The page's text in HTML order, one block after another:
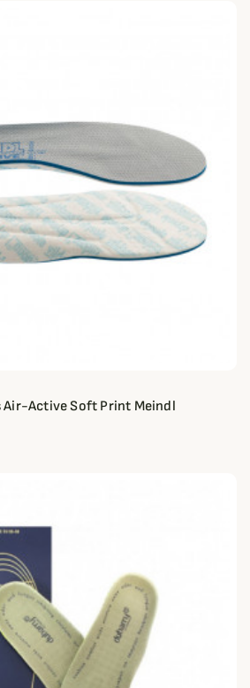
Air-Active Soft Print Meindl